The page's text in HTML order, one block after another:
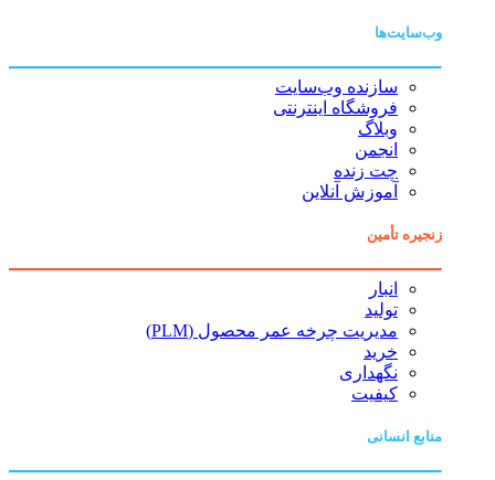
وب‌سایت‌ها
سازنده وب‌سایت
فروشگاه اینترنتی
وبلاگ
انجمن
چت زنده
آموزش آنلاین
زنجیره تأمین
انبار
تولید
مدیریت چرخه عمر محصول (PLM)
خرید
نگهداری
کیفیت
منابع انسانی